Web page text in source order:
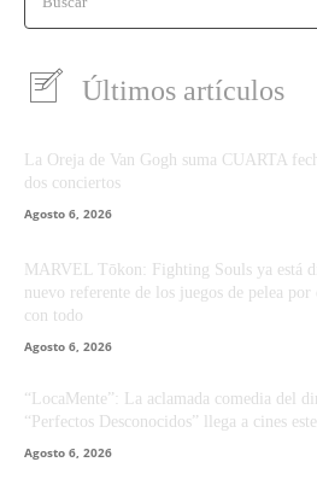
Últimos artículos
La Oreja de Van Gogh suma CUARTA
dos conciertos
Agosto 6, 2026
MARVEL Tōkon: Fighting Souls ya está
nuevo referente de los juegos de pelea por
con todo
Agosto 6, 2026
“LocaMente”: La aclamada comedia del
“Perfectos Desconocidos” llega a cines
Agosto 6, 2026